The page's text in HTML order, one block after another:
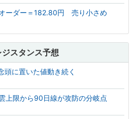
オーダー＝182.80円 売り小さめ
スタンス予想
頭に置いた値動き続く
上限から90日線が攻防の分岐点